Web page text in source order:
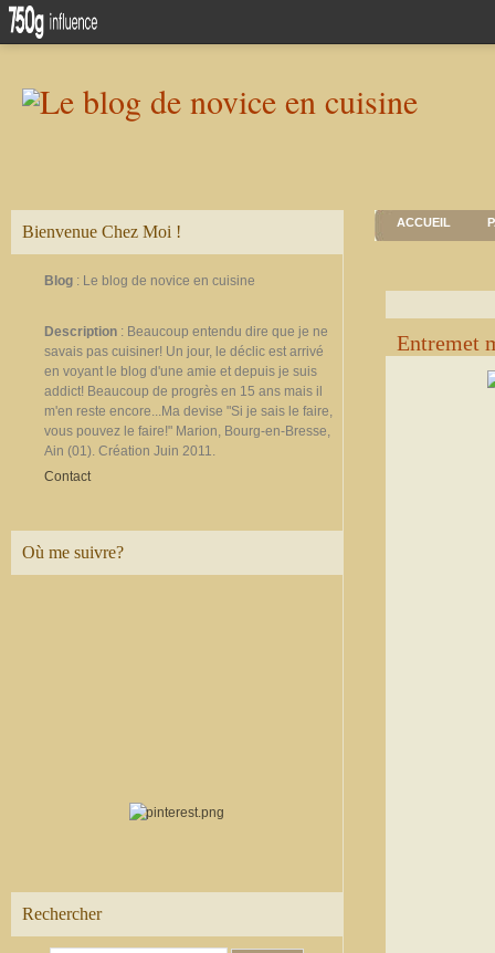
Bienvenue Chez Moi !
Blog : Le blog de novice en cuisine
Description : Beaucoup entendu dire que je ne
savais pas cuisiner! Un jour, le déclic est arrivé
en voyant le blog d'une amie et depuis je suis
addict! Beaucoup de progrès en 15 ans mais il
m'en reste encore...Ma devise "Si je sais le faire,
vous pouvez le faire!" Marion, Bourg-en-Bresse,
Ain (01). Création Juin 2011.
Contact
Où me suivre?
Rechercher
ACCUEIL
Entremet